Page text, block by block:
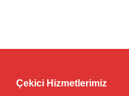
Çekici Hizmetlerimiz